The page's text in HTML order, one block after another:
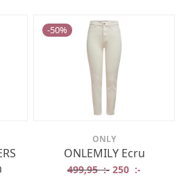
-50%
ONLY
ONLEMILY Ecru
499,95:- Det
250 :-